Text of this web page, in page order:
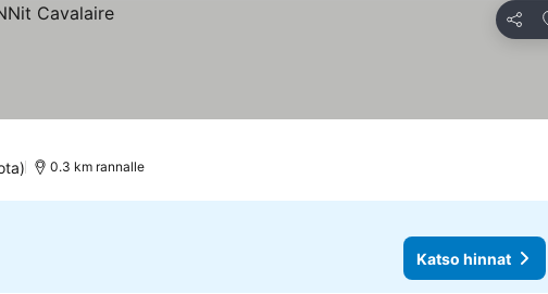
Jaa
0.3 km rannalle
Katso hinnat